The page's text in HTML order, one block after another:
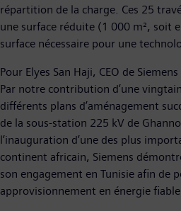
répartition de la charge. Ces 25
une surface réduite (1 000 m², soit
surface nécessaire pour une
Pour Elyes San Haji, CEO de
Par notre contribution d’une
différents plans d’aménagement
de la sous-station 225 kV de
l’inauguration d’une des plus
continent africain, Siemens
son engagement en Tunisie afin de
approvisionnement en énergie fiable